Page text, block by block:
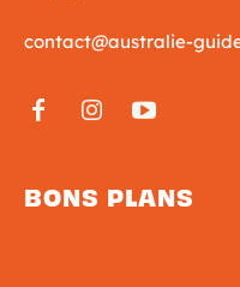
contact@australie-
BONS PLANS